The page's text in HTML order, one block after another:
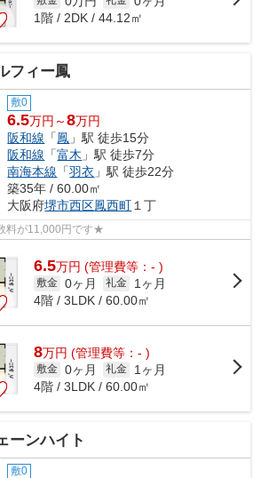
1階 / 2DK / 44.12㎡
フィー鳳
敷0
6.5万円～8万円
阪和線 「鳳 」駅 徒歩15分
阪和線 「富木 」駅 徒歩7分
南海本線 「羽衣 」駅 徒歩22分
築35年 / 60.00㎡
大阪府堺市西区鳳西町 １丁
料が11,000円です★
6.5万円 (管理費等：- )
敷金 0ヶ月 礼金
1ヶ月
4階 / 3LDK / 60.00㎡
8万円 (管理費等：- )
敷金 0ヶ月 礼金
1ヶ月
4階 / 3LDK / 60.00㎡
ーンハイト
敷0